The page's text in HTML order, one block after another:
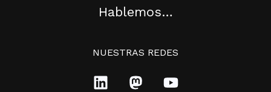
Hablemos…
NUESTRAS REDES